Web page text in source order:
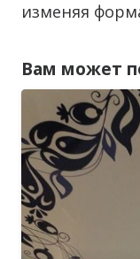
изменяя
Вам может